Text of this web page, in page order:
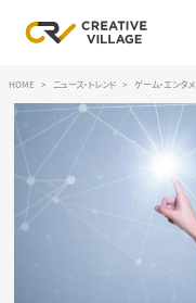
ログイン
クリエイター求人を探す
HOME ニュース・トレンド ゲーム・エンタメ